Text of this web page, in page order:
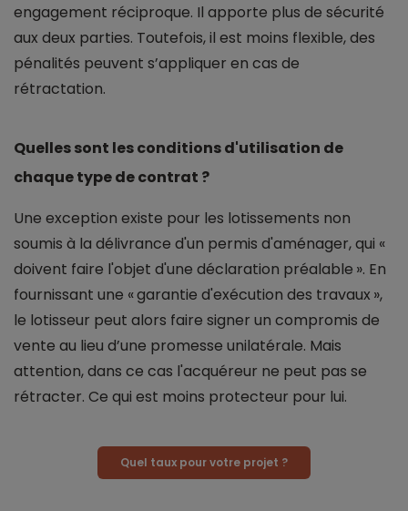
engagement réciproque. Il apporte plus de sécurité
aux deux parties. Toutefois, il est moins flexible, des
pénalités peuvent s’appliquer en cas de
rétractation.
Quelles sont les conditions d'utilisation de
chaque type de contrat ?
Une exception existe pour les lotissements non
soumis à la délivrance d'un permis d'aménager, qui «
doivent faire l'objet d'une déclaration préalable ». En
fournissant une « garantie d'exécution des travaux »,
le lotisseur peut alors faire signer un compromis de
vente au lieu d’une promesse unilatérale. Mais
attention, dans ce cas l'acquéreur ne peut pas se
rétracter. Ce qui est moins protecteur pour lui.
Quel taux pour votre projet ?